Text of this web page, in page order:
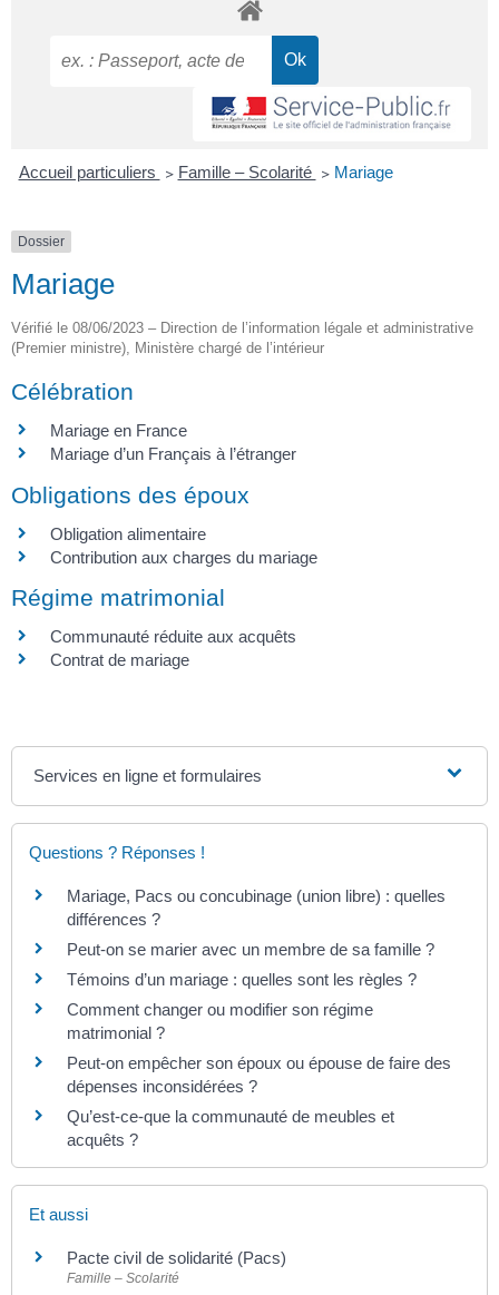
Accueil particuliers > Famille – Scolarité > Mariage
Dossier
Mariage
Vérifié le 08/06/2023 – Direction de l’information légale et administrative
(Premier ministre), Ministère chargé de l’intérieur
Célébration
Mariage en France
Mariage d’un Français à l’étranger
Obligations des époux
Obligation alimentaire
Contribution aux charges du mariage
Régime matrimonial
Communauté réduite aux acquêts
Contrat de mariage
Services en ligne et formulaires
Questions ? Réponses !
Mariage, Pacs ou concubinage (union libre) : quelles
différences ?
Peut-on se marier avec un membre de sa famille ?
Témoins d’un mariage : quelles sont les règles ?
Comment changer ou modifier son régime
matrimonial ?
Peut-on empêcher son époux ou épouse de faire des
dépenses inconsidérées ?
Qu’est-ce-que la communauté de meubles et
acquêts ?
Et aussi
Pacte civil de solidarité (Pacs)
Famille – Scolarité